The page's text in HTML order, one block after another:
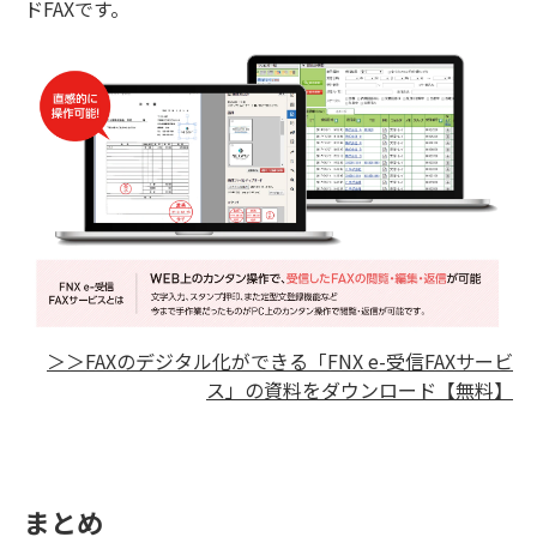
ドFAXです。
＞＞FAXのデジタル化ができる「FNX e-受信FAXサービ
ス」の資料をダウンロード【無料】
まとめ